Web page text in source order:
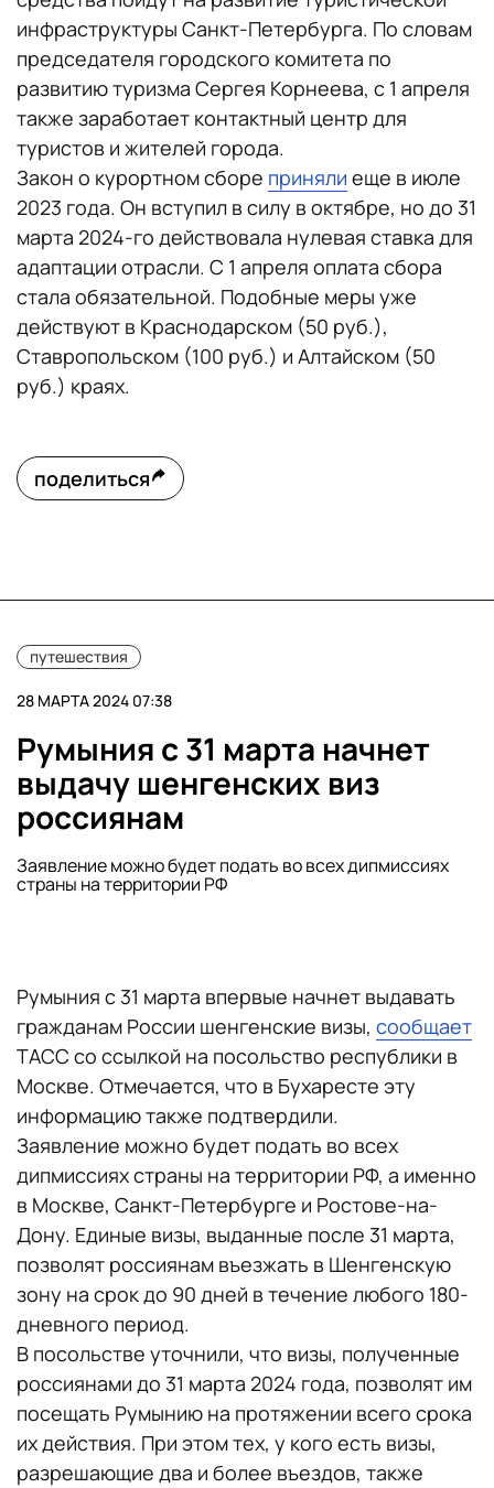
инфраструктуры Санкт-Петербурга. По словам
председателя городского комитета по
развитию туризма Сергея Корнеева, с 1 апреля
также заработает контактный центр для
туристов и жителей города.
Закон о курортном сборе приняли еще в июле
2023 года. Он вступил в силу в октябре, но до 31
марта 2024-го действовала нулевая ставка для
адаптации отрасли. С 1 апреля оплата сбора
стала обязательной. Подобные меры уже
действуют в Краснодарском (50 руб.),
Ставропольском (100 руб.) и Алтайском (50
руб.) краях.
поделиться
путешествия
28 МАРТА 2024 07:38
Румыния с 31 марта начнет
выдачу шенгенских виз
россиянам
Заявление можно будет подать во всех дипмиссиях
страны на территории РФ
Румыния с 31 марта впервые начнет выдавать
гражданам России шенгенские визы, сообщает
ТАСС со ссылкой на посольство республики в
Москве. Отмечается, что в Бухаресте эту
информацию также подтвердили.
Заявление можно будет подать во всех
дипмиссиях страны на территории РФ, а именно
в Москве, Санкт-Петербурге и Ростове-на-
Дону. Единые визы, выданные после 31 марта,
позволят россиянам въезжать в Шенгенскую
зону на срок до 90 дней в течение любого 180-
дневного период.
В посольстве уточнили, что визы, полученные
россиянами до 31 марта 2024 года, позволят им
посещать Румынию на протяжении всего срока
их действия. При этом тех, у кого есть визы,
разрешающие два и более въездов, также